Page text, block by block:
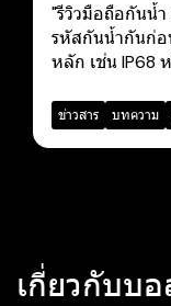
"รีวิวมือถือกันน้ำ
รหัสกันน้ำกันก่อ
หลัก เช่น IP68
ข่าวสาร บทความ
เกี่ยวกับบ